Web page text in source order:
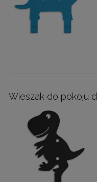
Wieszak do pokoju